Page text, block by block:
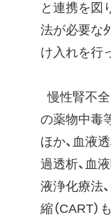
と連携を図
法が必要な
け入れを行
慢性腎不全
の薬物中毒
ほか、血液
過透析、血
液浄化療法
縮（CART）